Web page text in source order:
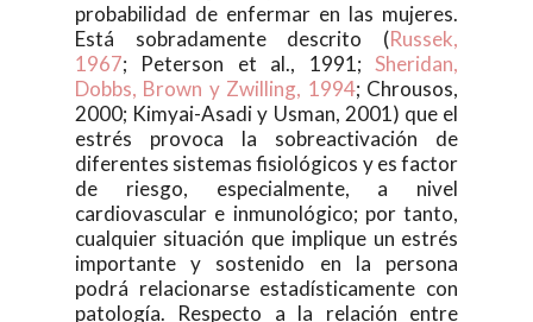
probabilidad de enfermar en las mujeres.
Está sobradamente descrito (Russek,
1967; Peterson et al., 1991;Sheridan,
Dobbs, Brown y Zwilling, 1994; Chrousos,
2000; Kimyai-Asadi y Usman, 2001) que el
estrés provoca la sobreactivación de
diferentes sistemas fisiológicos y es factor
de riesgo, especialmente, a nivel
cardiovascular e inmunológico; por tanto,
cualquier situación que implique un estrés
importante y sostenido en la persona
podrá relacionarse estadísticamente con
patología. Respecto a la relación entre